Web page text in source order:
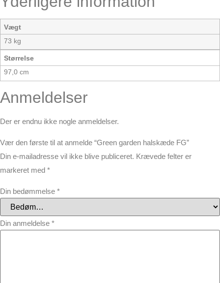
Vægt
73 kg
Størrelse
97,0 cm
Anmeldelser
Der er endnu ikke nogle anmeldelser.
Vær den første til at anmelde “Green garden halskæde FG”
Din e-mailadresse vil ikke blive publiceret. Krævede felter er
markeret med *
Din bedømmelse *
Din anmeldelse *